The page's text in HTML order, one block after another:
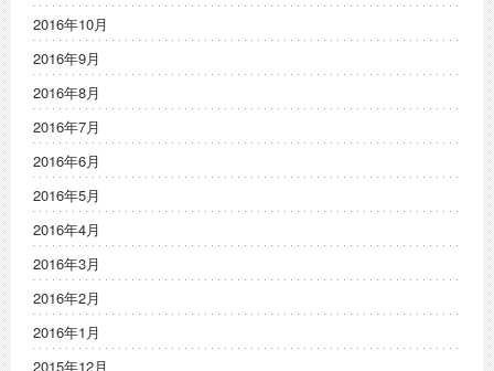
2016年10月
2016年9月
2016年8月
2016年7月
2016年6月
2016年5月
2016年4月
2016年3月
2016年2月
2016年1月
2015年12月